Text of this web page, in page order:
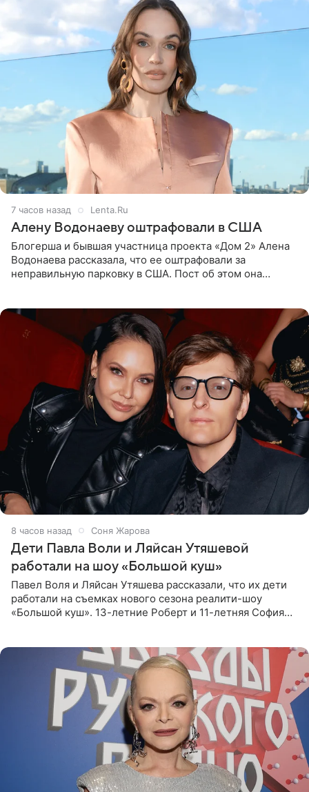
7 часов назад Lenta.Ru
Алену Водонаеву оштрафовали в США
Блогерша и бывшая участница проекта «Дом 2» Алена
Водонаева рассказала, что ее оштрафовали за
неправильную парковку в США. Пост об этом она
8 часов назад Соня Жарова
Дети Павла Воли и Ляйсан Утяшевой
работали на шоу «Большой куш»
Павел Воля и Ляйсан Утяшева рассказали, что их дети
работали на съемках нового сезона реалити-шоу
«Большой куш». 13-летние Роберт и 11-летняя София